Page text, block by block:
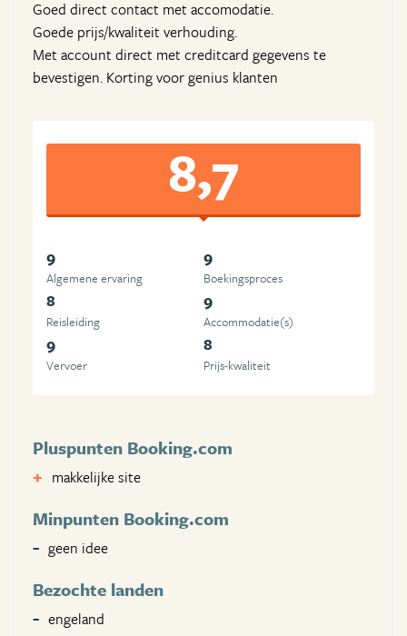
Goed direct contact met accomodatie.
Goede prijs/kwaliteit verhouding.
Met account direct met creditcard gegevens te
bevestigen. Korting voor genius klanten
8,7
9
Algemene ervaring
9
Boekingsproces
8
Reisleiding
9
Accommodatie(s)
9
Vervoer
8
Prijs-kwaliteit
Pluspunten Booking.com
makkelijke site
Minpunten Booking.com
geen idee
Bezochte landen
engeland